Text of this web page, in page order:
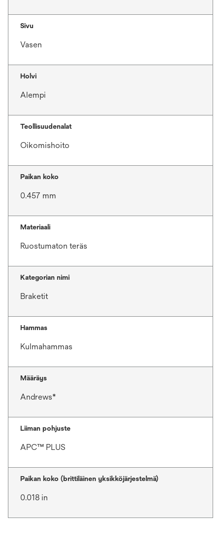
Sivu
Vasen
Holvi
Alempi
Teollisuudenalat
Oikomishoito
Paikan koko
0.457 mm
Materiaali
Ruostumaton teräs
Kategorian nimi
Braketit
Hammas
Kulmahammas
Määräys
Andrews*
Liiman pohjuste
APC™ PLUS
Paikan koko (brittiläinen yksikköjärjestelmä)
0.018 in